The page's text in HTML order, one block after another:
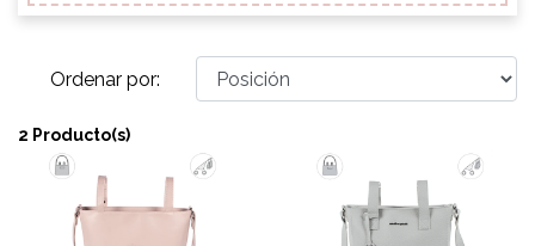
2 Producto(s)
Ordenar por: